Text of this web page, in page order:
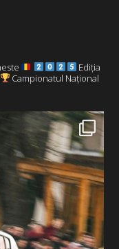
Ediția
Campionatul Național